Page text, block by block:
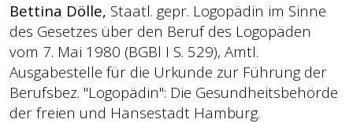
Bettina Dölle, Staatl. gepr. Logopädin im Sinne
des Gesetzes über den Beruf des Logopäden
vom 7. Mai 1980 (BGBl I S. 529), Amtl.
Ausgabestelle für die Urkunde zur Führung der
Berufsbez. "Logopädin": Die Gesundheitsbehörde
der freien und Hansestadt Hamburg.